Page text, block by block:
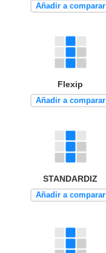
Añadir a comparar
Flexip
Añadir a comparar
STANDARDIZ
Añadir a comparar